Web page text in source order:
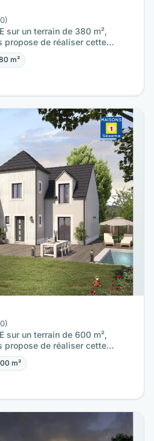
sur un terrain de 380 m²,
propose de réaliser cette
m²
sur un terrain de 600 m²,
propose de réaliser cette
m²